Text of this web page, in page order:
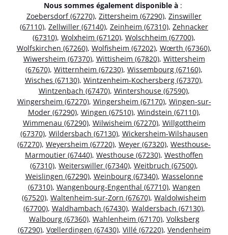
Nous sommes également disponible à :
Zoebersdorf (67270), Zittersheim (67290), Zinswiller
(67110), Zellwiller (67140), Zeinheim (67310), Zehnacker
(67310), Wolxheim (67120), Wolschheim (67700),
Wolfskirchen (67260), Wolfisheim (67202), Wœrth (67360),
Wiwersheim (67370), Wittisheim (67820), Wittersheim
(67670), Witternheim (67230), Wissembourg (67160),
Wisches (67130), Wintzenheim-Kochersberg (67370),
Wintzenbach (67470), Wintershouse (67590),
Wingersheim (67270), Wingersheim (67170), Wingen-sur-
Moder (67290), Wingen (67510), Windstein (67110),
Wimmenau (67290), Wilwisheim (67270), Willgottheim
(67370), Wildersbach (67130), Wickersheim-Wilshausen
(67270), Weyersheim (67720), Weyer (67320), Westhouse-
Marmoutier (67440), Westhouse (67230), Westhoffen
(67310), Weiterswiller (67340), Weitbruch (67500),
Weislingen (67290), Weinbourg (67340), Wasselonne
(67310), Wangenbourg-Engenthal (67710), Wangen
(67520), Waltenheim-sur-Zorn (67670), Waldolwisheim
(67700), Waldhambach (67430), Waldersbach (67130),
Walbourg (67360), Wahlenheim (67170), Volksberg
(67290), Vœllerdingen (67430), Villé (67220), Vendenheim